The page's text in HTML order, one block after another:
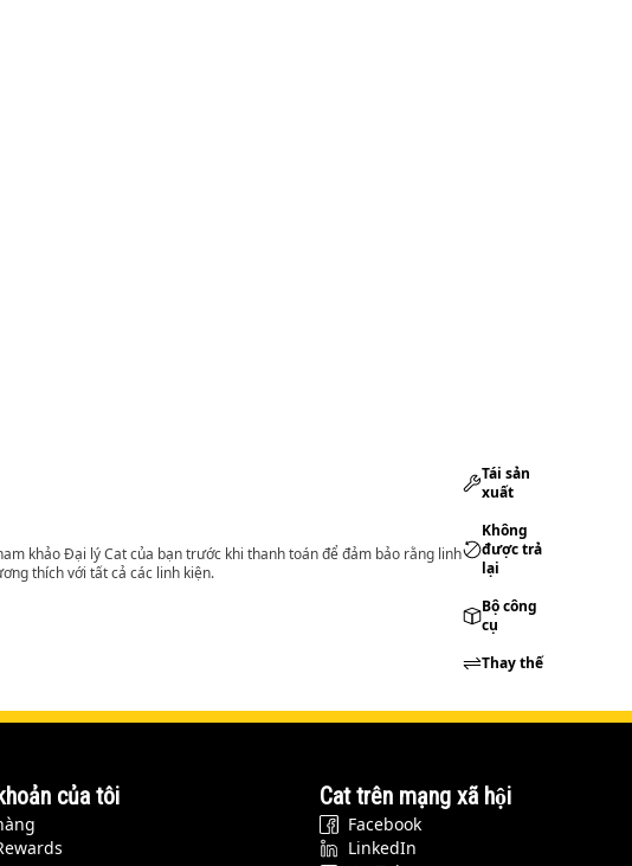
khảo Đại lý Cat của bạn trước khi thanh toán để đảm bảo rằng linh
thích với tất cả các linh kiện.
Tái sản
xuất
Không
được trả
lại
Bộ công
cụ
Thay thế
của tôi Cat trên mạng xã hội
Facebook
LinkedIn